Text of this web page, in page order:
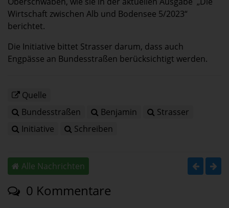
Wirtschaft zwischen Alb und Bodensee 5/2023“
berichtet.
Die Initiative bittet Strasser darum, dass auch
Engpässe an Bundesstraßen berücksichtigt werden.
Quelle
Bundesstraßen
Benjamin
Strasser
Initiative
Schreiben
Alle Nachrichten
0 Kommentare